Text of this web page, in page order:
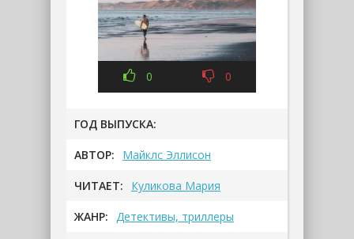
0 0
ГОД ВЫПУСКА:
АВТОР: Майклс Эллисон
ЧИТАЕТ: Куликова Мария
ЖАНР: Детективы, триллеры